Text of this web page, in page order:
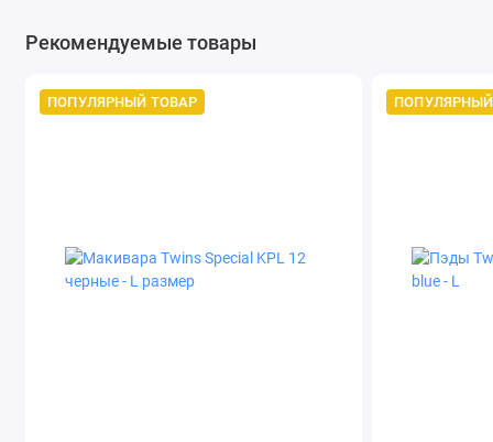
Рекомендуемые товары
ПОПУЛЯРНЫЙ ТОВАР